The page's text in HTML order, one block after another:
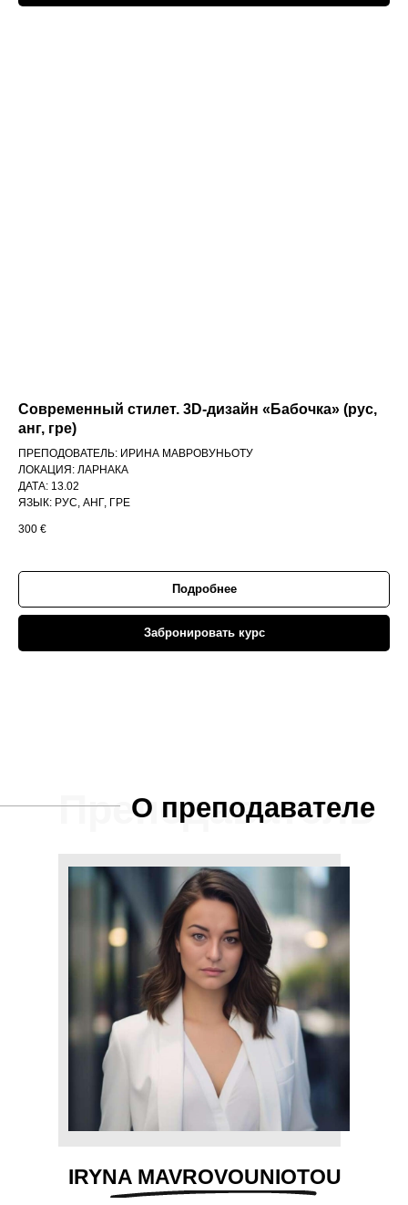
Современный стилет. 3D-дизайн «Бабочка» (рус,
анг, гре)
ПРЕПОДОВАТЕЛЬ: ИРИНА МАВРОВУНЬОТУ
ЛОКАЦИЯ: ЛАРНАКА
ДАТА: 13.02
ЯЗЫК: РУС, АНГ, ГРЕ
300 €
Подробнее
Забронировать курс
Преподаватель
О преподавателе
IRYNA MAVROVOUNIOTOU